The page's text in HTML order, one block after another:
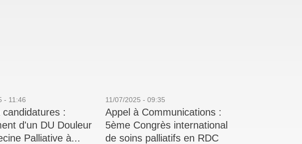
- 11:46
candidatures :
d'un DU Douleur
Palliative à...
11/07/2025 - 09:35
Appel à Communications :
5ème Congrès international
de soins palliatifs en RDC